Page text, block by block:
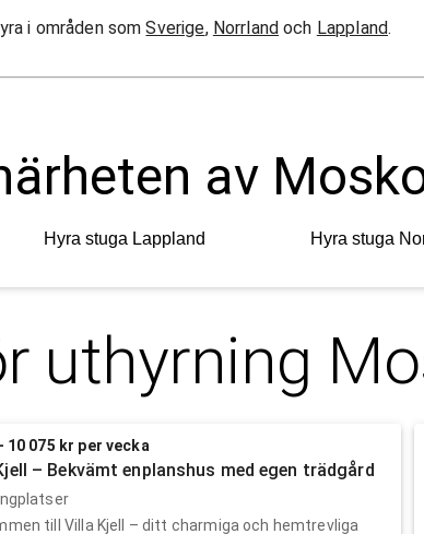
i områden somSverige, Norrland och Lappland.
av
Hyra stuga Lappland Hyra stuga
uthyrning
10 075 kr per vecka
– Bekvämt enplanshus med egen trädgård
till Villa Kjell – ditt charmiga och hemtrevliga